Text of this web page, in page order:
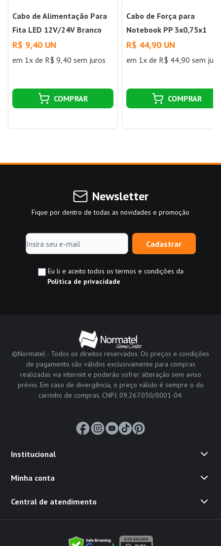
Cabo de Alimentação Para
Fita LED 12V/24V Branco
Gaya
R$ 9,40 UN
em 1x de R$ 9,40 sem juros
COMPRAR
Cabo de Força para
Notebook PP 3x0,75x1
Metro Preto Pial
R$ 44,90 UN
em 1x de R$ 44,90 sem
COMPRAR
Newsletter
Fique por dentro de todas as novidades e promoção
Cadastrar
Eu li e aceito todos os termos e condições da
Política de privacidade
©Normatel - Todos os direitos reservados. Os preços e condições
de pagamento são válidos exclusivamente para compras
realizadas via internet e poderão sofrer alteração sem aviso
prévio. Em caso de divergência, o preço válido é sempre o do
carrinho de compras. CNPJ: 09.267.050/0001-04.
Institucional
Minha conta
Central de atendimento